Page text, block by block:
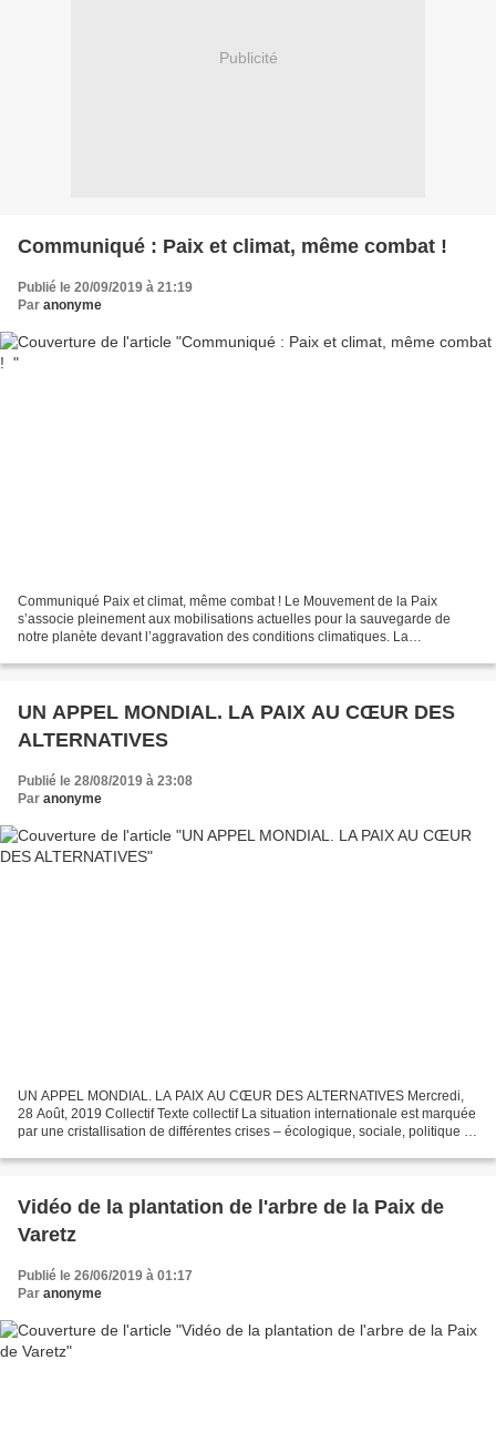
Publicité
Communiqué : Paix et climat, même combat !
Publié le 20/09/2019 à 21:19
Par anonyme
Communiqué Paix et climat, même combat ! Le Mouvement de la Paix
s’associe pleinement aux mobilisations actuelles pour la sauvegarde de
notre planète devant l’aggravation des conditions climatiques. La
UN APPEL MONDIAL. LA PAIX AU CŒUR DES
ALTERNATIVES
Publié le 28/08/2019 à 23:08
Par anonyme
UN APPEL MONDIAL. LA PAIX AU CŒUR DES ALTERNATIVES Mercredi,
28 Août, 2019 Collectif Texte collectif La situation internationale est marquée
par une cristallisation de différentes crises – écologique, sociale, politique –,
Vidéo de la plantation de l'arbre de la Paix de
Varetz
Publié le 26/06/2019 à 01:17
Par anonyme